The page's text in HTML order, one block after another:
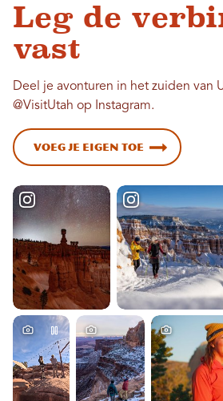
Leg de
vast
Deel je avonturen in het zuiden van
@VisitUtah op Instagram.
Voeg je eigen toe